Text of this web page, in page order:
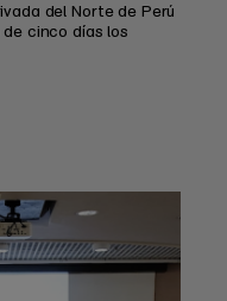
del Norte de Perú
cinco días los